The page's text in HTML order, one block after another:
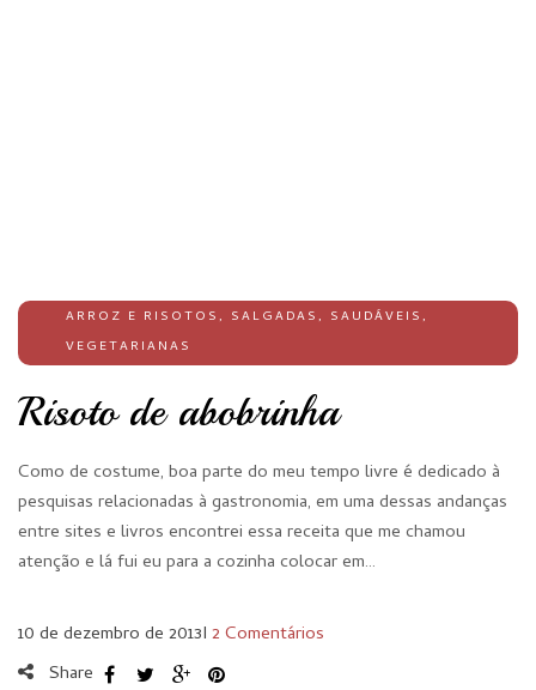
ARROZ E RISOTOS, SALGADAS, SAUDÁVEIS,
VEGETARIANAS
Risoto de abobrinha
Como de costume, boa parte do meu tempo livre é dedicado à
pesquisas relacionadas à gastronomia, em uma dessas andanças
entre sites e livros encontrei essa receita que me chamou
atenção e lá fui eu para a cozinha colocar em…
10 de dezembro de 2013I 2 Comentários
Share